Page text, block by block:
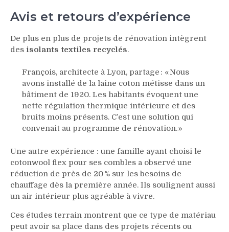
Avis et retours d’expérience
De plus en plus de projets de rénovation intègrent
des isolants textiles recyclés.
François, architecte à Lyon, partage : « Nous
avons installé de la laine coton métisse dans un
bâtiment de 1920. Les habitants évoquent une
nette régulation thermique intérieure et des
bruits moins présents. C’est une solution qui
convenait au programme de rénovation. »
Une autre expérience : une famille ayant choisi le
cotonwool flex pour ses combles a observé une
réduction de près de 20 % sur les besoins de
chauffage dès la première année. Ils soulignent aussi
un air intérieur plus agréable à vivre.
Ces études terrain montrent que ce type de matériau
peut avoir sa place dans des projets récents ou